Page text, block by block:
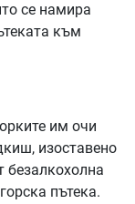
се намира
към
им очи
изоставено
безалкохолна
пътека.